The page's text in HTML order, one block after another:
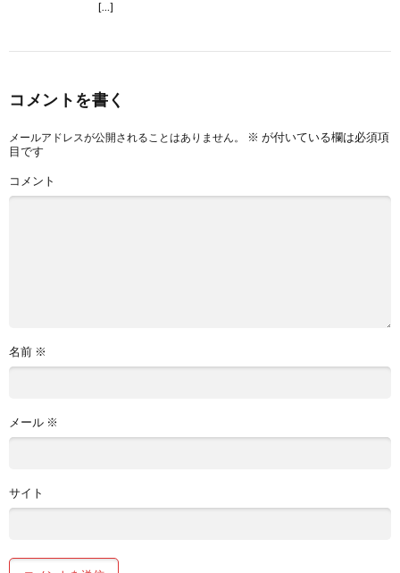
[…]
コメントを書く
メールアドレスが公開されることはありません。 ※ が付いている欄は必須項
目です
コメント
名前 ※
メール ※
サイト